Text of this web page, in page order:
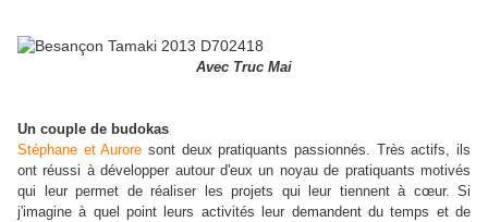
Avec Truc Mai
Un couple de budokas
Stéphane et Aurore sont deux pratiquants passionnés. Très actifs, ils
ont réussi à développer autour d'eux un noyau de pratiquants motivés
qui leur permet de réaliser les projets qui leur tiennent à cœur. Si
j'imagine à quel point leurs activités leur demandent du temps et de